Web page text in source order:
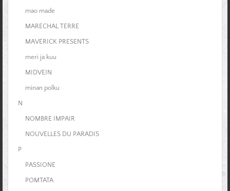
mao made
MARECHAL TERRE
MAVERICK PRESENTS
meri ja kuu
MIDVEIN
minan polku
N
NOMBRE IMPAIR
NOUVELLES DU PARADIS
P
PASSIONE
POMTATA